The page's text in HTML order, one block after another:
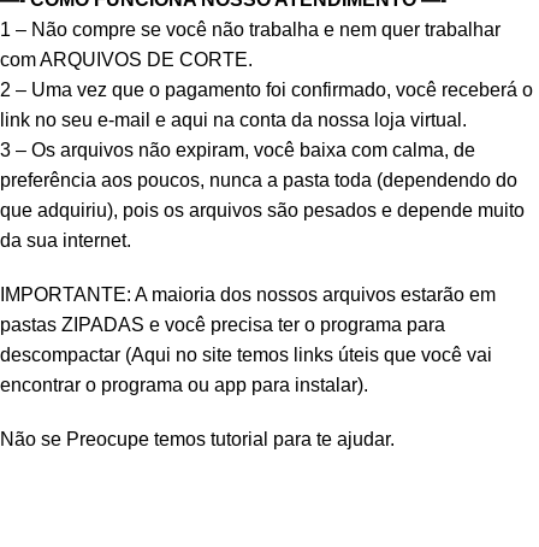
1 – Não compre se você não trabalha e nem quer trabalhar
com ARQUIVOS DE CORTE.
2 – Uma vez que o pagamento foi confirmado, você receberá o
link no seu e-mail e aqui na conta da nossa loja virtual.
3 – Os arquivos não expiram, você baixa com calma, de
preferência aos poucos, nunca a pasta toda (dependendo do
que adquiriu), pois os arquivos são pesados e depende muito
da sua internet.
IMPORTANTE: A maioria dos nossos arquivos estarão em
pastas ZIPADAS e você precisa ter o programa para
descompactar (Aqui no site temos links úteis que você vai
encontrar o programa ou app para instalar).
Não se Preocupe temos tutorial para te ajudar.